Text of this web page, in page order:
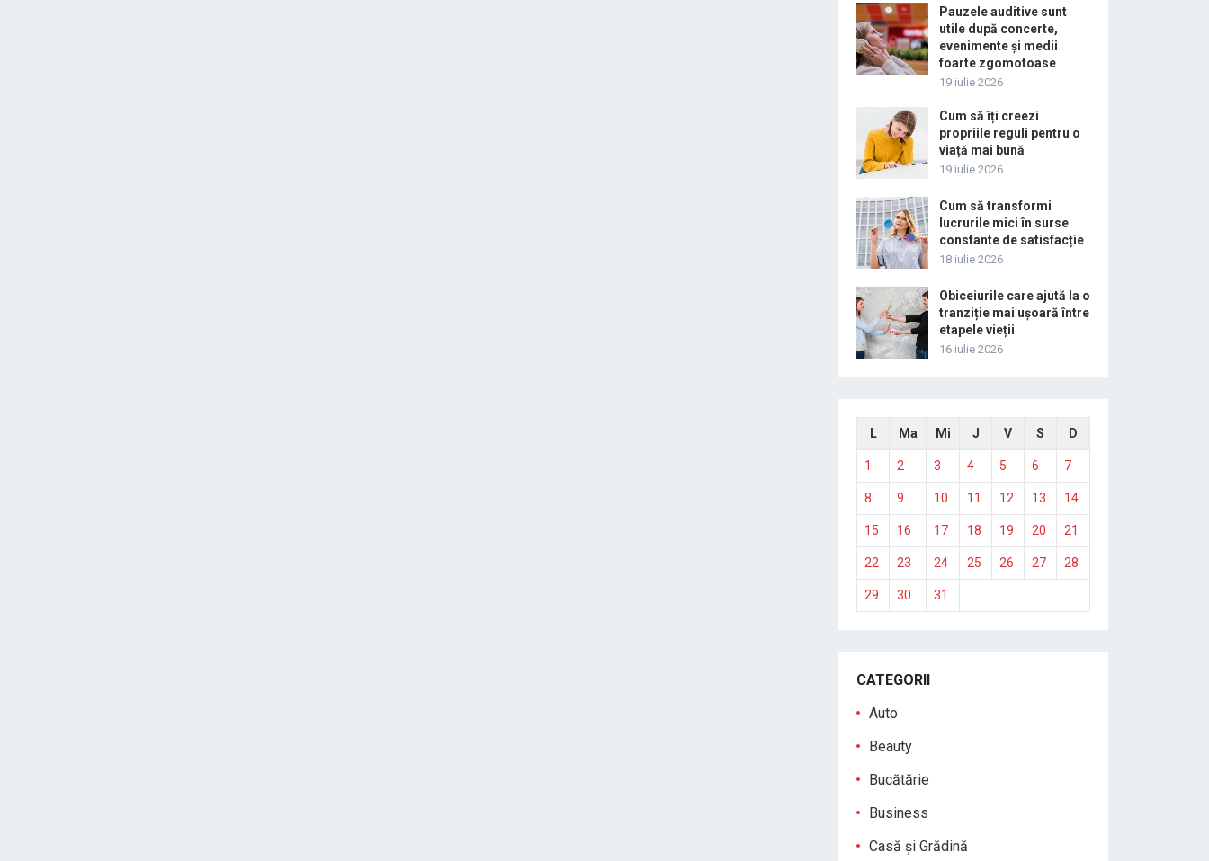
Pauzele auditive sunt
utile după concerte,
evenimente și medii
foarte zgomotoase
19 iulie 2026
Cum să îți creezi
propriile reguli pentru o
viață mai bună
19 iulie 2026
Cum să transformi
lucrurile mici în surse
constante de satisfacție
18 iulie 2026
Obiceiurile care ajută la o
tranziție mai ușoară între
etapele vieții
16 iulie 2026
L Ma Mi J V S D
1 2 3 4 5 6 7
8 9 10 11 12 13 14
15 16 17 18 19 20 21
22 23 24 25 26 27 28
29 30 31
CATEGORII
Auto
Beauty
Bucătărie
Business
Casă și Grădină